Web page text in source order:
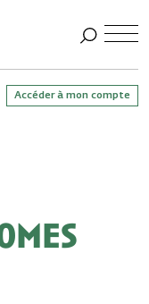
Accéder à mon compte